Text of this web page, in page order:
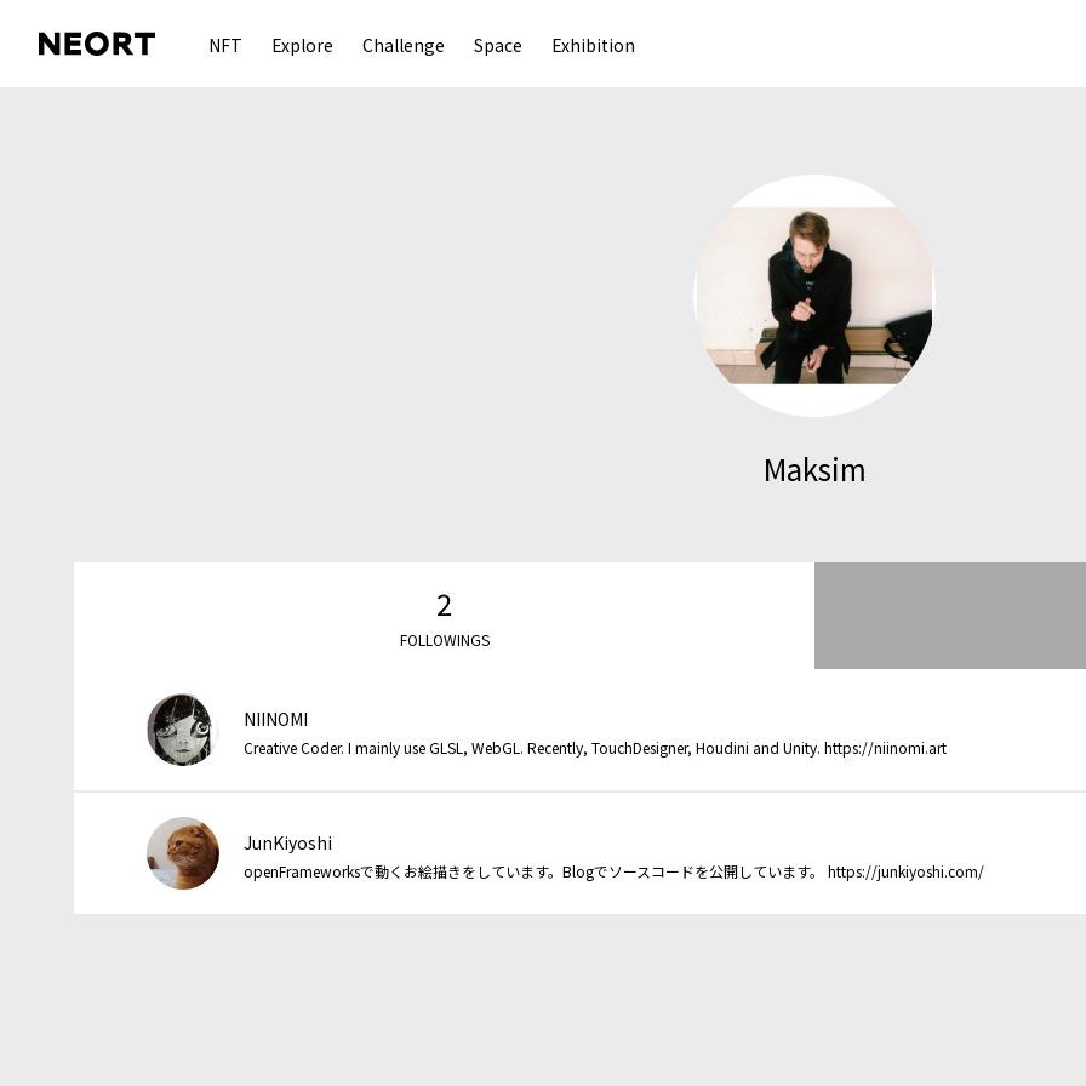
NFT Explore Challenge Space Exhibition
Maksim
2
FOLLOWINGS
NIINOMI
Creative Coder. I mainly use GLSL, WebGL. Recently, TouchDesigner, Houdini and Unity. https://niinomi.art
JunKiyoshi
openFrameworksで動くお絵描きをしています。Blogでソースコードを公開しています。 https://junkiyoshi.com/